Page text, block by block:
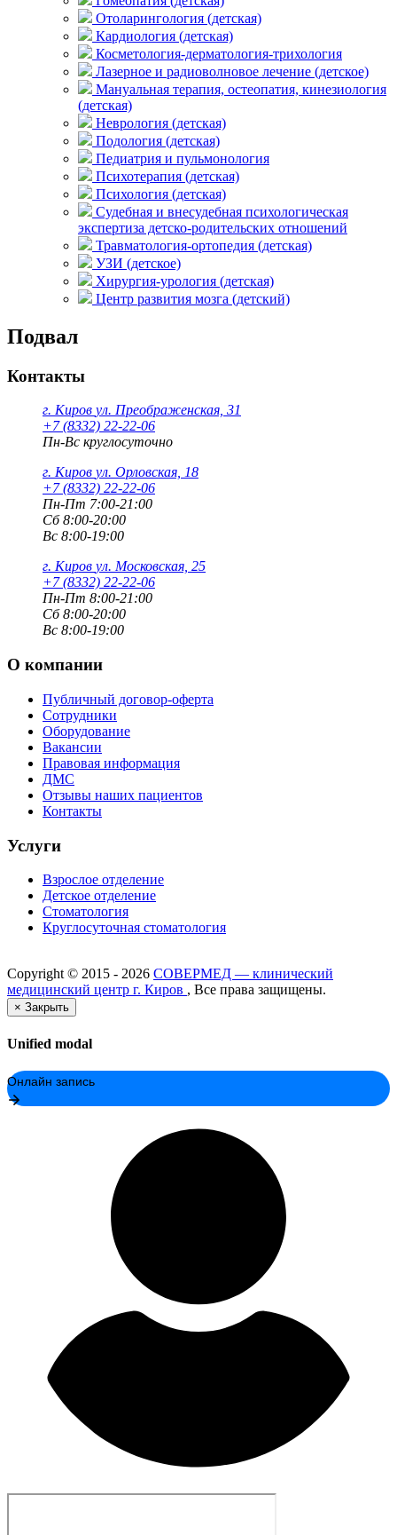
Отоларингология (детская)
Кардиология (детская)
Косметология-дерматология-трихология
Лазерное и радиоволновое лечение (детское)
Мануальная терапия, остеопатия, кинезиология
(детская)
Неврология (детская)
Подология (детская)
Педиатрия и пульмонология
Психотерапия (детская)
Психология (детская)
Судебная и внесудебная психологическая
экспертиза детско-родительских отношений
Травматология-ортопедия (детская)
УЗИ (детское)
Хирургия-урология (детская)
Центр развития мозга (детский)
Подвал
Контакты
г. Киров ул. Преображенская, 31
+7 (8332) 22-22-06
Пн-Вс круглосуточно
г. Киров ул. Орловская, 18
+7 (8332) 22-22-06
Пн-Пт 7:00-21:00
Сб 8:00-20:00
Вс 8:00-19:00
г. Киров ул. Московская, 25
+7 (8332) 22-22-06
Пн-Пт 8:00-21:00
Сб 8:00-20:00
Вс 8:00-19:00
О компании
Публичный договор-оферта
Сотрудники
Оборудование
Вакансии
Правовая информация
ДМС
Отзывы наших пациентов
Контакты
Услуги
Взрослое отделение
Детское отделение
Стоматология
Круглосуточная стоматология
Copyright © 2015 - 2026 СОВЕРМЕД — клинический
медицинский центр г. Киров , Все права защищены.
× Закрыть
Unified modal